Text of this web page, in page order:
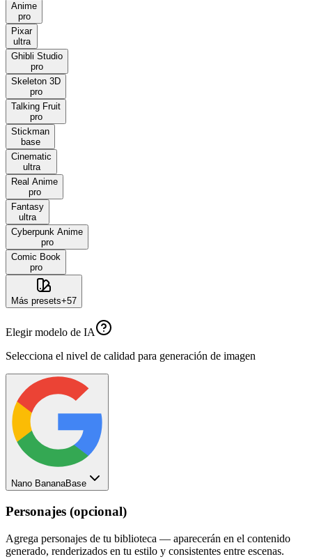
Anime
pro
Pixar
ultra
Ghibli Studio
pro
Skeleton 3D
pro
Talking Fruit
pro
Stickman
base
Cinematic
ultra
Real Anime
pro
Fantasy
ultra
Cyberpunk Anime
pro
Comic Book
pro
Más presets+57
Elegir modelo de IA
Selecciona el nivel de calidad para generación de imagen
Nano BananaBase
Personajes (opcional)
Agrega personajes de tu biblioteca — aparecerán en el contenido
generado, renderizados en tu estilo y consistentes entre escenas.